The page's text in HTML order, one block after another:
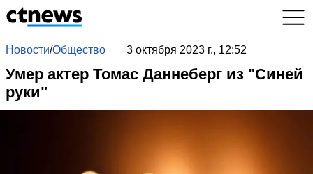
Новости/Общество 3 октября 2023 г., 12:52
Умер актер Томас Даннеберг из "Синей
руки"